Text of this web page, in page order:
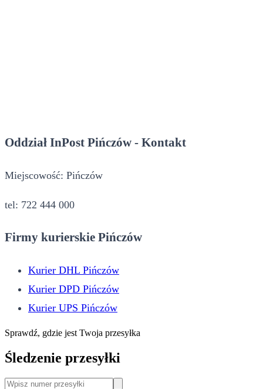
Oddział InPost Pińczów - Kontakt
Miejscowość: Pińczów
tel: 722 444 000
Firmy kurierskie Pińczów
Kurier DHL Pińczów
Kurier DPD Pińczów
Kurier UPS Pińczów
Sprawdź, gdzie jest Twoja przesyłka
Śledzenie przesyłki